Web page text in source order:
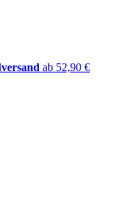
ab 52,90 €